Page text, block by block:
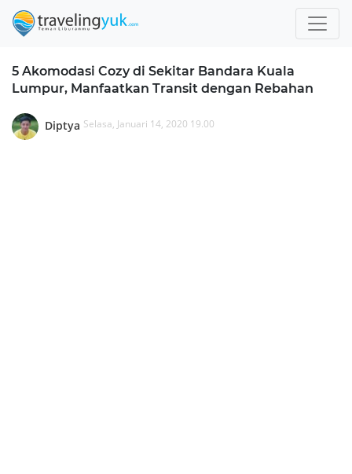
5 Akomodasi Cozy di Sekitar Bandara Kuala
Lumpur, Manfaatkan Transit dengan Rebahan
Diptya Selasa, Januari 14, 2020 19.00